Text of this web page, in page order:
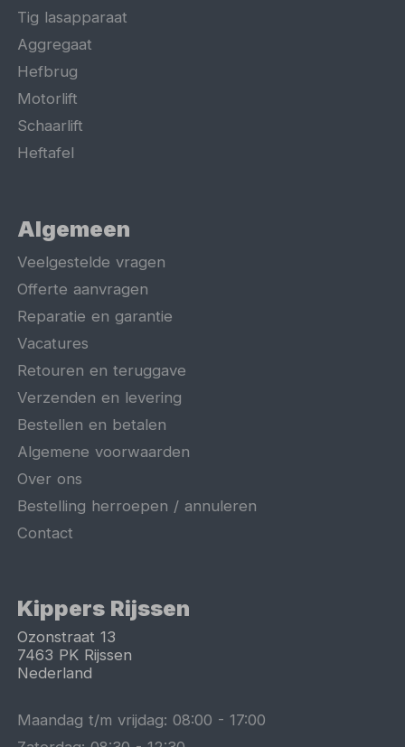
Tig lasapparaat
Aggregaat
Hefbrug
Motorlift
Schaarlift
Heftafel
Algemeen
Veelgestelde vragen
Offerte aanvragen
Reparatie en garantie
Vacatures
Retouren en teruggave
Verzenden en levering
Bestellen en betalen
Algemene voorwaarden
Over ons
Bestelling herroepen / annuleren
Contact
Kippers Rijssen
Ozonstraat 13
7463 PK Rijssen
Nederland
Maandag t/m vrijdag:08:00 -17:00